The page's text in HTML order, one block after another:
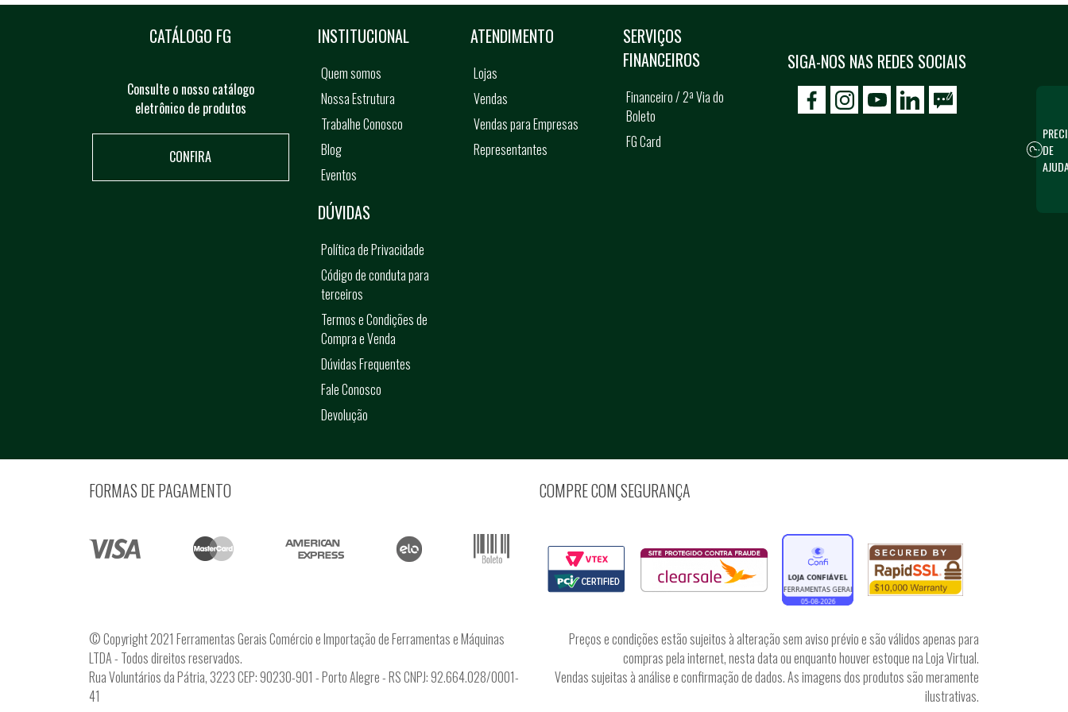
CATÁLOGO FG
Consulte o nosso catálogo
eletrônico de produtos
CONFIRA
SIGA-NOS NAS REDES SOCIAIS
icon-facebook
icon-social02icon-social03
INSTITUCIONAL
Quem somos
Nossa Estrutura
Trabalhe Conosco
Blog
Eventos
ATENDIMENTO
Lojas
Vendas
Vendas para Empresas
Representantes
SERVIÇOS
FINANCEIROS
Financeiro / 2ª Via do
Boleto
FG Card
DÚVIDAS
Política de Privacidade
Código de conduta para
terceiros
Termos e Condições de
Compra e Venda
Dúvidas Frequentes
Fale Conosco
Devolução
FORMAS DE PAGAMENTO COMPRE COM SEGURANÇA
© Copyright 2021 Ferramentas Gerais Comércio e Importação de Ferramentas e Máquinas
LTDA - Todos direitos reservados.
Rua Voluntários da Pátria, 3223 CEP: 90230-901 - Porto Alegre - RS CNPJ: 92.664.028/0001-
41
Preços e condições estão sujeitos à alteração sem aviso prévio e são válidos apenas para
compras pela internet, nesta data ou enquanto houver estoque na Loja Virtual.
Vendas sujeitas à análise e confirmação de dados. As imagens dos produtos são meramente
ilustrativas.
DE